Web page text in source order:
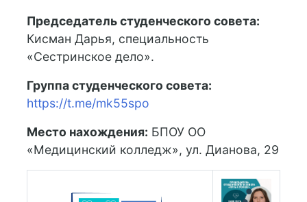
Председатель студенческого совета:
Кисман Дарья, специальность
«Сестринское дело».
Группа студенческого совета:
https://t.me/mk55spo
Место нахождения: БПОУ ОО
«Медицинский колледж», ул. Дианова, 29